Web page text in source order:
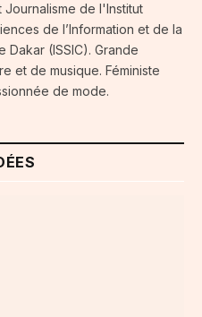
Journalisme de l'Institut
de l’Information et de la
Dakar (ISSIC). Grande
et de musique. Féministe
de mode.